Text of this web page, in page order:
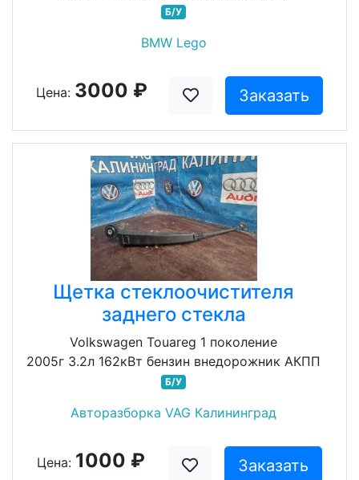
Б/У
BMW Lego
Цена: 3000 ₽ Заказать
Щетка стеклоочистителя
заднего стекла
Volkswagen Touareg 1 поколение
2005г 3.2л 162кВт бензин внедорожник АКПП
Б/У
Авторазборка VAG Калининград
Цена: 1000 ₽ Заказать